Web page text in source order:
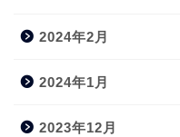
2024年2月
2024年1月
2023年12月